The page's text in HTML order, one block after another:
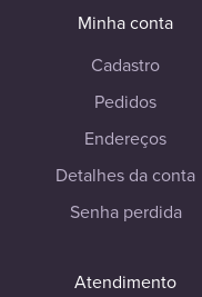
Minha conta
Cadastro
Pedidos
Endereços
Detalhes da conta
Senha perdida
Atendimento